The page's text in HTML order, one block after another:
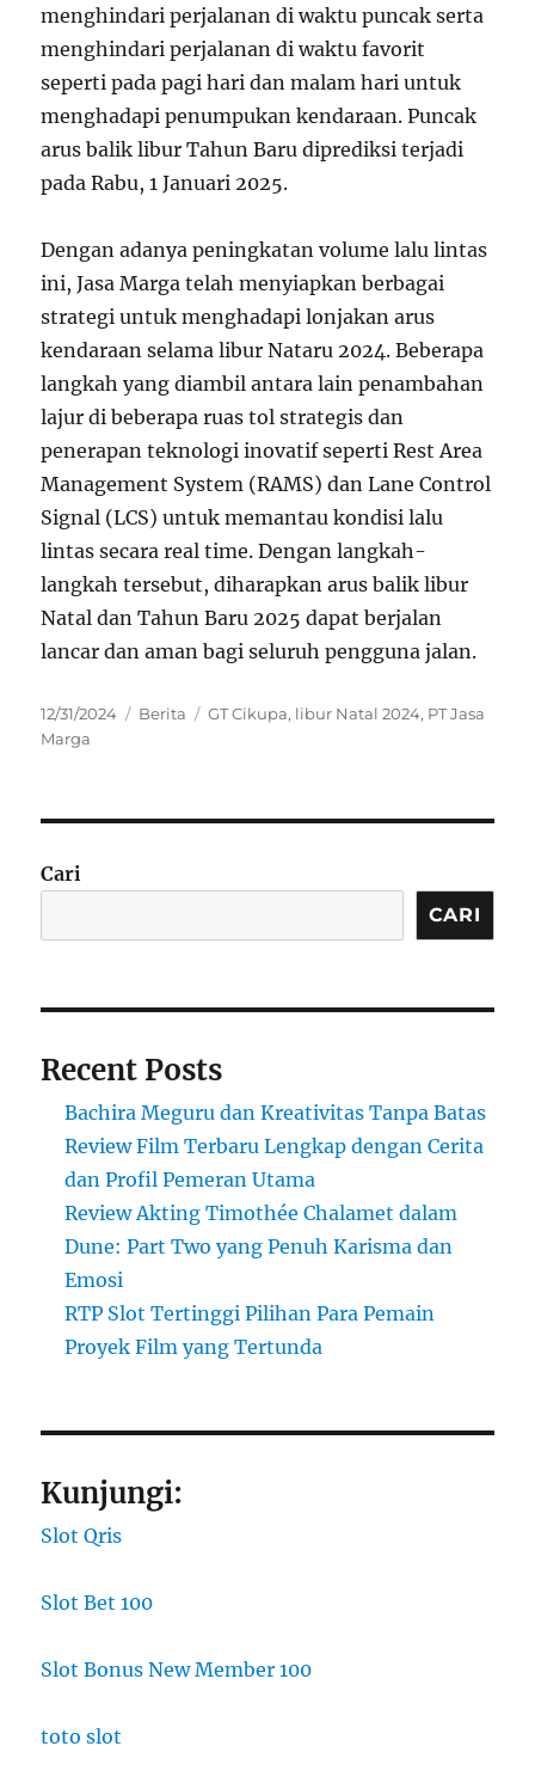
menghindari perjalanan di waktu puncak serta
menghindari perjalanan di waktu favorit
seperti pada pagi hari dan malam hari untuk
menghadapi penumpukan kendaraan. Puncak
arus balik libur Tahun Baru diprediksi terjadi
pada Rabu, 1 Januari 2025.
Dengan adanya peningkatan volume lalu lintas
ini, Jasa Marga telah menyiapkan berbagai
strategi untuk menghadapi lonjakan arus
kendaraan selama libur Nataru 2024. Beberapa
langkah yang diambil antara lain penambahan
lajur di beberapa ruas tol strategis dan
penerapan teknologi inovatif seperti Rest Area
Management System (RAMS) dan Lane Control
Signal (LCS) untuk memantau kondisi lalu
lintas secara real time. Dengan langkah-
langkah tersebut, diharapkan arus balik libur
Natal dan Tahun Baru 2025 dapat berjalan
lancar dan aman bagi seluruh pengguna jalan.
Posted
on
12/31/2024 Categories
Berita Tags
GT Cikupa, libur Natal 2024, PT Jasa
Marga
Cari
CARI
Recent Posts
Bachira Meguru dan Kreativitas Tanpa Batas
Review Film Terbaru Lengkap dengan Cerita
dan Profil Pemeran Utama
Review Akting Timothée Chalamet dalam
Dune: Part Two yang Penuh Karisma dan
Emosi
RTP Slot Tertinggi Pilihan Para Pemain
Proyek Film yang Tertunda
Kunjungi:
Slot Qris
Slot Bet 100
Slot Bonus New Member 100
toto slot